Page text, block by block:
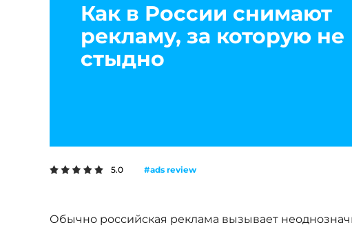
Как в России снимают
рекламу, за которую не
стыдно
5.0 #ads review
Обычно российская реклама вызывает